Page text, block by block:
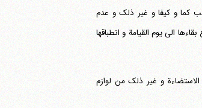
کما و کیفا و غیر ذلک و عدم
الی یوم القیامة و انطباقها
الاستضاءة و غیر ذلک من لوازم